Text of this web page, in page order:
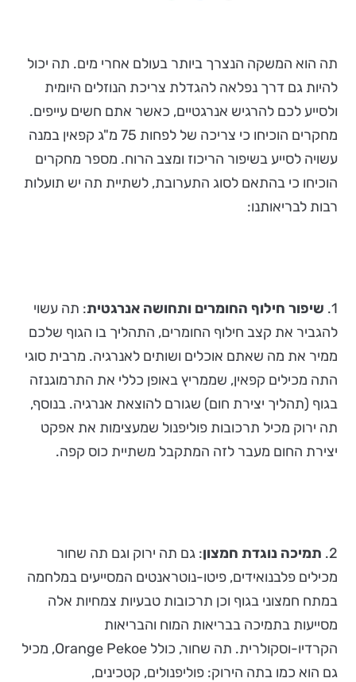
תה הוא המשקה הנצרך ביותר בעולם אחרי מים. תה יכול
להיות גם דרך נפלאה להגדלת צריכת הנוזלים היומית
ולסייע לכם להרגיש אנרגטיים, כאשר אתם חשים עייפים.
מחקרים הוכיחו כי צריכה של לפחות 75 מ"ג קפאין במנה
עשויה לסייע בשיפור הריכוז ומצב הרוח. מספר מחקרים
הוכיחו כי בהתאם לסוג התערובת, לשתיית תה יש תועלות
רבות לבריאותנו:
1. שיפור חילוף החומרים ותחושה אנרגטית: תה עשוי
להגביר את קצב חילוף החומרים, התהליך בו הגוף שלכם
ממיר את מה שאתם אוכלים ושותים לאנרגיה. מרבית סוגי
התה מכילים קפאין, שממריץ באופן כללי את התרמוגנזה
בגוף (תהליך יצירת חום) שגורם להוצאת אנרגיה. בנוסף,
תה ירוק מכיל תרכובות פוליפנול שמעצימות את אפקט
יצירת החום מעבר לזה המתקבל משתיית כוס קפה.
2. תמיכה נוגדת חמצון: גם תה ירוק וגם תה שחור
מכילים פלבנואידים, פיטו-נוטראנטים המסייעים במלחמה
במתח חמצוני בגוף וכן תרכובות טבעיות צמחיות אלה
מסייעות בתמיכה בבריאות המוח והבריאות
הקרדיו-וסקולרית. תה שחור, כולל Orange Pekoe, מכיל
גם הוא כמו בתה הירוק: פוליפנולים, קטכינים,